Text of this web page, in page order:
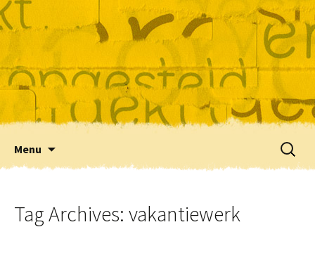
Menu
naar:
Tag Archives: vakantiewerk